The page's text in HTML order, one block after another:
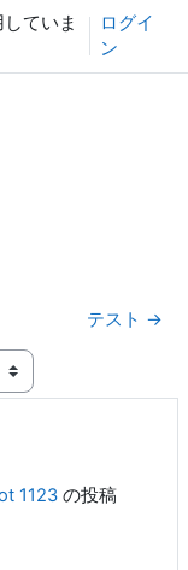
ていま
ログイ
ン
テスト →
1123 の投稿